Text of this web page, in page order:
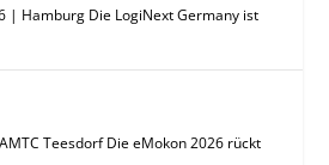
| Hamburg Die LogiNext Germany ist
Teesdorf Die eMokon 2026 rückt